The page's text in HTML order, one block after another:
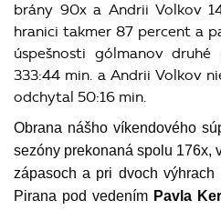
brány 90x a Andrii Volkov
hranici takmer 87 percent a
úspešnosti gólmanov
333:44 min. a Andrii Volkov
odchytal 50:16 min.
Obrana nášho víkendového
sezóny prekonaná spolu 176x,
zápasoch a pri dvoch
Pirana pod vedením Pavla